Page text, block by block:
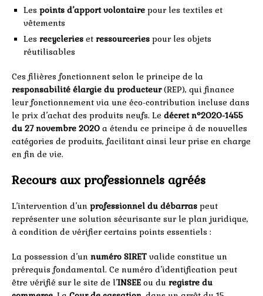
Les points d’apport volontaire pour les textiles et
vêtements
Les recycleries et ressourceries pour les objets
réutilisables
Ces filières fonctionnent selon le principe de la
responsabilité élargie du producteur(REP), qui finance
leur fonctionnement via une éco-contribution incluse dans
le prix d’achat des produits neufs. Le décret n°2020-1455
du 27 novembre 2020 a étendu ce principe à de nouvelles
catégories de produits, facilitant ainsi leur prise en charge
en fin de vie.
Recours aux professionnels agréés
L’intervention d’un professionnel du débarras peut
représenter une solution sécurisante sur le plan juridique,
à condition de vérifier certains points essentiels :
La possession d’un numéro SIRET valide constitue un
prérequis fondamental. Ce numéro d’identification peut
être vérifié sur le site de l’INSEE ou du registre du